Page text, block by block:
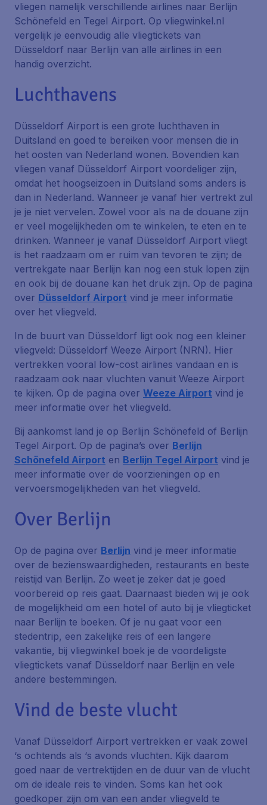
vliegen namelijk verschillende airlines naar Berlijn
Schönefeld en Tegel Airport. Op vliegwinkel.nl
vergelijk je eenvoudig alle vliegtickets van
Düsseldorf naar Berlijn van alle airlines in een
handig overzicht.
Luchthavens
Düsseldorf Airport is een grote luchthaven in
Duitsland en goed te bereiken voor mensen die in
het oosten van Nederland wonen. Bovendien kan
vliegen vanaf Düsseldorf Airport voordeliger zijn,
omdat het hoogseizoen in Duitsland soms anders is
dan in Nederland. Wanneer je vanaf hier vertrekt zul
je je niet vervelen. Zowel voor als na de douane zijn
er veel mogelijkheden om te winkelen, te eten en te
drinken. Wanneer je vanaf Düsseldorf Airport vliegt
is het raadzaam om er ruim van tevoren te zijn; de
vertrekgate naar Berlijn kan nog een stuk lopen zijn
en ook bij de douane kan het druk zijn. Op de pagina
over Düsseldorf Airport vind je meer informatie
over het vliegveld.
In de buurt van Düsseldorf ligt ook nog een kleiner
vliegveld: Düsseldorf Weeze Airport (NRN). Hier
vertrekken vooral low-cost airlines vandaan en is
raadzaam ook naar vluchten vanuit Weeze Airport
te kijken. Op de pagina over Weeze Airport vind je
meer informatie over het vliegveld.
Bij aankomst land je op Berlijn Schönefeld of Berlijn
Tegel Airport. Op de pagina’s over Berlijn
Schönefeld Airport en Berlijn Tegel Airport vind je
meer informatie over de voorzieningen op en
vervoersmogelijkheden van het vliegveld.
Over Berlijn
Op de pagina over Berlijn vind je meer informatie
over de bezienswaardigheden, restaurants en beste
reistijd van Berlijn. Zo weet je zeker dat je goed
voorbereid op reis gaat. Daarnaast bieden wij je ook
de mogelijkheid om een hotel of auto bij je vliegticket
naar Berlijn te boeken. Of je nu gaat voor een
stedentrip, een zakelijke reis of een langere
vakantie, bij vliegwinkel boek je de voordeligste
vliegtickets vanaf Düsseldorf naar Berlijn en vele
andere bestemmingen.
Vind de beste vlucht
Vanaf Düsseldorf Airport vertrekken er vaak zowel
‘s ochtends als ‘s avonds vluchten. Kijk daarom
goed naar de vertrektijden en de duur van de vlucht
om de ideale reis te vinden. Soms kan het ook
goedkoper zijn om van een ander vliegveld te